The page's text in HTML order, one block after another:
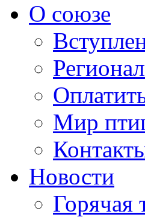
О союзе
Мир
Новости
Горячая